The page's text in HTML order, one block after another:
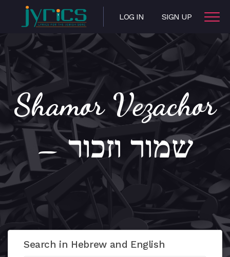
LOG IN SIGN UP
Shamor Vezachor
– שמור וזכור
Search in Hebrew and English